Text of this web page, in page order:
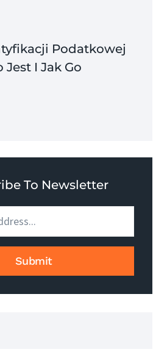
Podatkowej
Jest I Jak Go
To Newsletter
Submit